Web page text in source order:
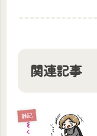
関連記事
雑記